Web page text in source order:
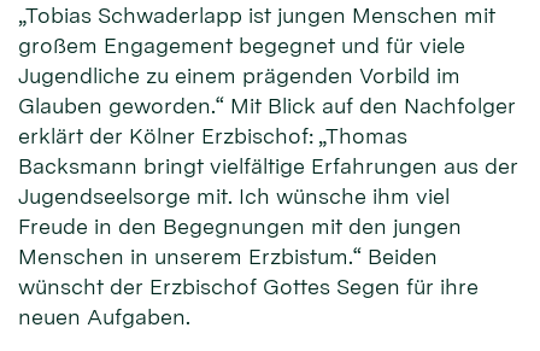
„Tobias Schwaderlapp ist jungen Menschen mit
großem Engagement begegnet und für viele
Jugendliche zu einem prägenden Vorbild im
Glauben geworden.“ Mit Blick auf den Nachfolger
erklärt der Kölner Erzbischof: „Thomas
Backsmann bringt vielfältige Erfahrungen aus der
Jugendseelsorge mit. Ich wünsche ihm viel
Freude in den Begegnungen mit den jungen
Menschen in unserem Erzbistum.“ Beiden
wünscht der Erzbischof Gottes Segen für ihre
neuen Aufgaben.